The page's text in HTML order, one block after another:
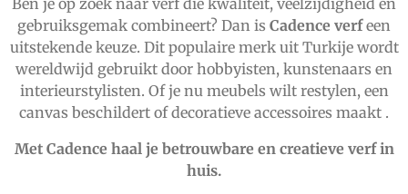
gebruiksgemak combineert? Dan is Cadence verfeen
uitstekende keuze. Dit populaire merk uit Turkije wordt
wereldwijd gebruikt door hobbyisten, kunstenaars en
interieurstylisten. Of je nu meubels wilt restylen, een
canvas beschildert of decoratieve accessoires maakt .
Met Cadence haal je betrouwbare en creatieve verf in
huis.